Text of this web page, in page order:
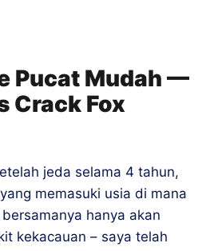
Pucat Mudah —
Crack Fox
jeda selama 4 tahun,
memasuki usia di mana
hanya akan
kekacauan – saya telah